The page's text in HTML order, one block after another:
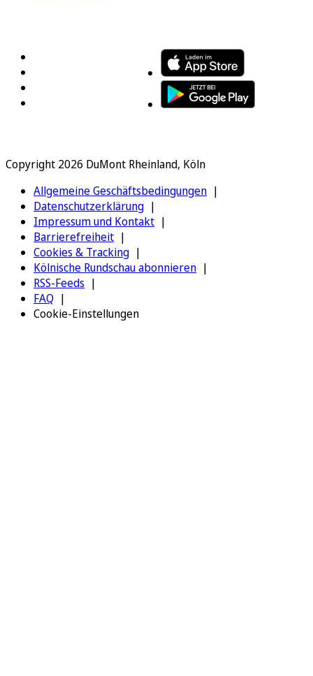
Copyright 2026 DuMont Rheinland, Köln
Allgemeine Geschäftsbedingungen
Datenschutzerklärung
Impressum und Kontakt
Barrierefreiheit
Cookies & Tracking
Kölnische Rundschau abonnieren
RSS-Feeds
FAQ
Cookie-Einstellungen